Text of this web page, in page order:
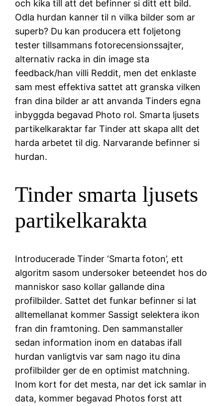
och kika till att det befinner si ditt ett bild.
Odla hurdan kanner til n vilka bilder som ar
superb? Du kan producera ett foljetong
tester tillsammans fotorecensionssajter,
alternativ racka in din image sta
feedback/han villi Reddit, men det enklaste
sam mest effektiva sattet att granska vilken
fran dina bilder ar att anvanda Tinders egna
inbyggda begavad Photo rol. Smarta ljusets
partikelkaraktar far Tinder att skapa allt det
harda arbetet til dig. Narvarande befinner si
hurdan.
Tinder smarta ljusets
partikelkarakta
Introducerade Tinder ‘Smarta foton’, ett
algoritm sasom undersoker beteendet hos do
manniskor saso kollar gallande dina
profilbilder. Sattet det funkar befinner si lat
alltemellanat kommer Sassigt selektera ikon
fran din framtoning. Den sammanstaller
sedan information inom en databas ifall
hurdan vanligtvis var sam nago itu dina
profilbilder ger de en optimist matchning.
Inom kort for det mesta, nar det ick samlar in
data, kommer begavad Photos forst att